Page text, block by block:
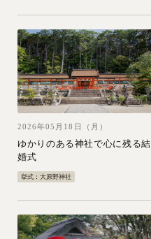
2026年05月18日（月）
ゆかりのある神社で心に残る結
婚式
挙式：大原野神社